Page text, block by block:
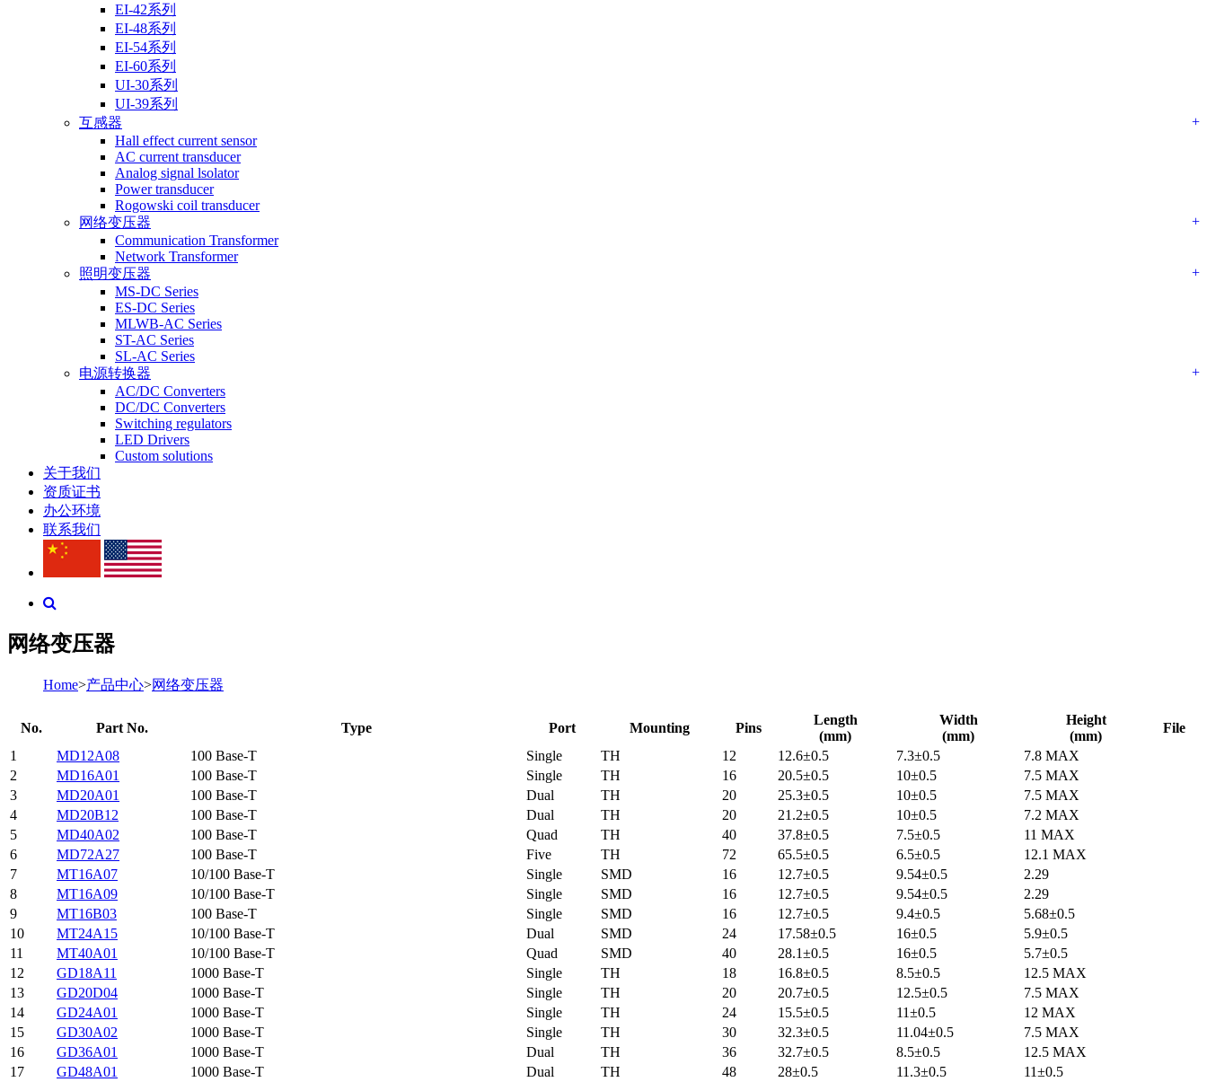
EI-42系列
EI-48系列
EI-54系列
EI-60系列
UI-30系列
UI-39系列
互感器
+
Hall effect current sensor
AC current transducer
Analog signal lsolator
Power transducer
Rogowski coil transducer
网络变压器
+
Communication Transformer
Network Transformer
照明变压器
+
MS-DC Series
ES-DC Series
MLWB-AC Series
ST-AC Series
SL-AC Series
电源转换器
+
AC/DC Converters
DC/DC Converters
Switching regulators
LED Drivers
Custom solutions
关于我们
资质证书
办公环境
联系我们
网络变压器
Home>产品中心>网络变压器
No. Part No. Type Port Mounting Pins
Length
(mm)
Width
(mm)
Height
(mm)
File
1
MD12A08 100 Base-T Single TH 12 12.6±0.5 7.3±0.5
7.8 MAX
2
MD16A01 100 Base-T Single TH 16 20.5±0.5 10±0.5
7.5 MAX
3
MD20A01 100 Base-T Dual TH 20 25.3±0.5 10±0.5
7.5 MAX
4
MD20B12 100 Base-T Dual TH 20 21.2±0.5 10±0.5
7.2 MAX
5
MD40A02 100 Base-T Quad TH 40 37.8±0.5 7.5±0.5
11 MAX
6
MD72A27 100 Base-T Five TH 72 65.5±0.5 6.5±0.5
12.1 MAX
7
MT16A07 10/100 Base-T Single SMD 16 12.7±0.5 9.54±0.5
2.29
8
MT16A09 10/100 Base-T Single SMD 16 12.7±0.5 9.54±0.5
2.29
9
MT16B03 100 Base-T Single SMD 16 12.7±0.5 9.4±0.5
5.68±0.5
10
MT24A15 10/100 Base-T Dual SMD 24 17.58±0.5 16±0.5
5.9±0.5
11
MT40A01 10/100 Base-T Quad SMD 40 28.1±0.5 16±0.5
5.7±0.5
12
GD18A11 1000 Base-T Single TH 18 16.8±0.5 8.5±0.5
12.5 MAX
13
GD20D04 1000 Base-T Single TH 20 20.7±0.5 12.5±0.5
7.5 MAX
14
GD24A01 1000 Base-T Single TH 24 15.5±0.5 11±0.5
12 MAX
15
GD30A02 1000 Base-T Single TH 30 32.3±0.5 11.04±0.5
7.5 MAX
16
GD36A01 1000 Base-T Dual TH 36 32.7±0.5 8.5±0.5
12.5 MAX
17
GD48A01 1000 Base-T Dual TH 48 28±0.5 11.3±0.5
11±0.5